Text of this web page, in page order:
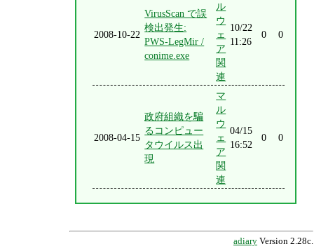
2008-10-22
VirusScan で誤
検出発生:
PWS-LegMir /
conime.exe
ル
ウ
ェ
ア
関
連
10/22
11:26
0 0
2008-04-15
政府組織を騙
るコンピュー
タウイルス出
現
マ
ル
ウ
ェ
ア
関
連
04/15
16:52
0 0
adiary Version 2.28c.